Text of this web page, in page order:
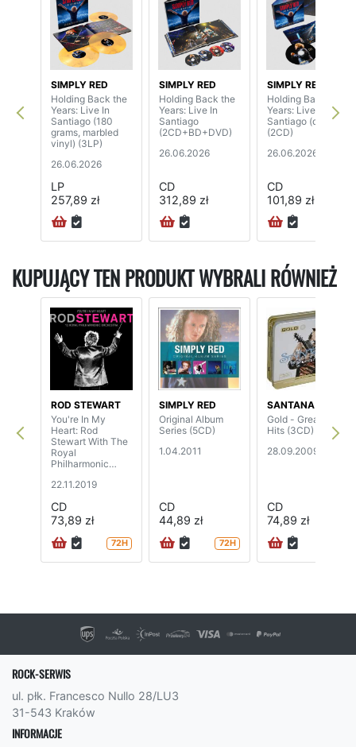
SIMPLY RED
Holding Back the
Years: Live In
Santiago (180
grams, marbled
vinyl) (3LP)
26.06.2026
LP
257,89 zł
SIMPLY RED
Holding Back the
Years: Live In
Santiago
(2CD+BD+DVD)
26.06.2026
CD
312,89 zł
SIMPLY RED
Holding Back the
Years: Live In
Santiago (digipak)
(2CD)
26.06.2026
CD
101,89 zł
KUPUJĄCY TEN PRODUKT WYBRALI RÓWNIEŻ
ROD STEWART
You're In My
Heart: Rod
Stewart With The
Royal
Philharmonic
expended edition)
22.11.2019
CD
73,89 zł
72H
SIMPLY RED
Original Album
Series (5CD)
1.04.2011
CD
44,89 zł
72H
SANTANA
Gold - Greatest
Hits (3CD)
28.09.2009
CD
74,89 zł
ROCK-SERWIS
ul. płk. Francesco Nullo 28/LU3
31-543 Kraków
INFORMACJE